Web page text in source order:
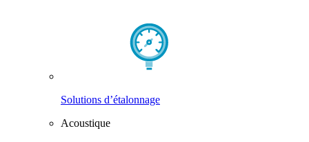
Solutions d’étalonnage
Acoustique